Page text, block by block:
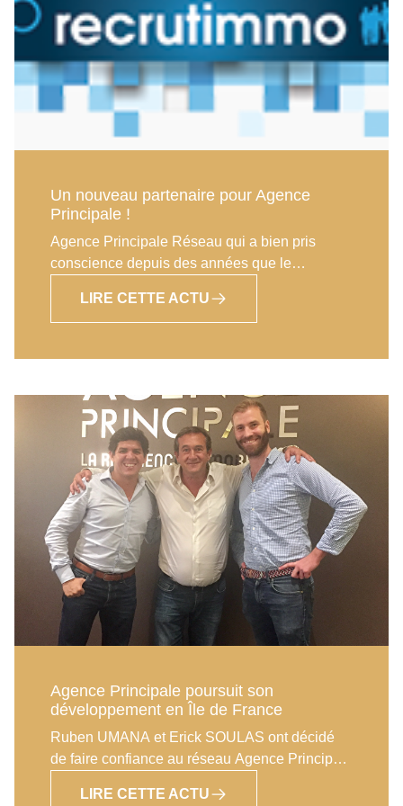
débutants et de permettre au nouveaux affiliés
de compléter leur formation initiale en
s’appuyant sur une expérience de l’immobilier
de plus de 20 ans. 19 stagiaires étaient
présents et la prochaine formation (stage
managers experts) est d’ores et déjà complète !
Un nouveau partenaire pour Agence
Principale !
Agence Principale Réseau qui a bien pris
conscience depuis des années que le
réussite de ses franchisés, a élaboré de
nombreux outils pour faciliter le travail de ses
et dans le but de trouver un nouveau mode de
recrutement Agence Principale Réseau s’est
rapproché de Recrutimmo afin d’élaborer avec
eux un « accord de Partenariat » pour ses
affiliés. Sachant que Recrutimmo est le premier
site spécifiquement dédié au recrutement de
tous les métiers de l’immobilier.
LIRE CETTE ACTU
Agence Principale poursuit son
développement en Île de France
Ruben UMANA et Erick SOULAS ont décidé
de faire confiance au réseau Agence Principale
une mais 3 agences que souhaitent développer
LIRE CETTE ACTU